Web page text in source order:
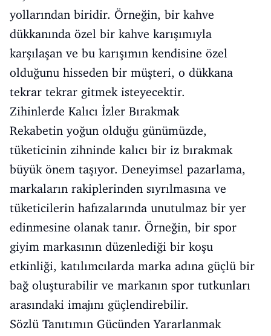
yollarından biridir. Örneğin, bir kahve
dükkanında özel bir kahve karışımıyla
karşılaşan ve bu karışımın kendisine özel
olduğunu hisseden bir müşteri, o dükkana
tekrar tekrar gitmek isteyecektir.
Zihinlerde Kalıcı İzler Bırakmak
Rekabetin yoğun olduğu günümüzde,
tüketicinin zihninde kalıcı bir iz bırakmak
büyük önem taşıyor. Deneyimsel pazarlama,
markaların rakiplerinden sıyrılmasına ve
tüketicilerin hafızalarında unutulmaz bir yer
edinmesine olanak tanır. Örneğin, bir spor
giyim markasının düzenlediği bir koşu
etkinliği, katılımcılarda marka adına güçlü bir
bağ oluşturabilir ve markanın spor tutkunları
arasındaki imajını güçlendirebilir.
Sözlü Tanıtımın Gücünden Yararlanmak